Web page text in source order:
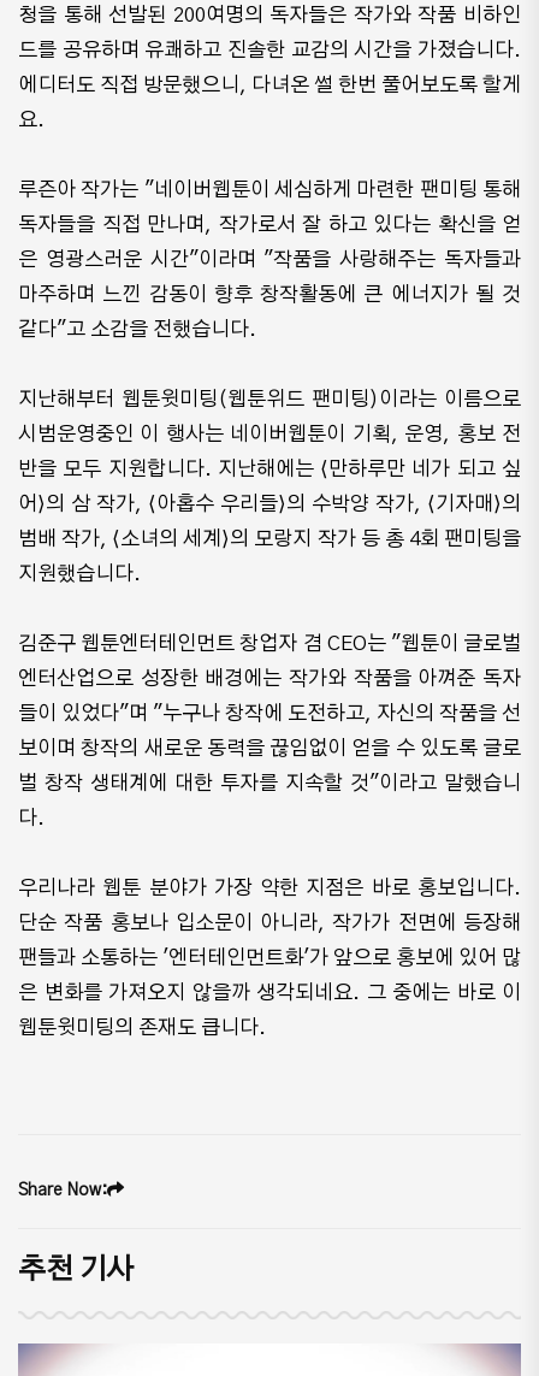
청을 통해 선발된 200여명의 독자들은 작가와 작품 비하인
드를 공유하며 유쾌하고 진솔한 교감의 시간을 가졌습니다.
에디터도 직접 방문했으니, 다녀온 썰 한번 풀어보도록 할게
요.
루즌아 작가는 "네이버웹툰이 세심하게 마련한 팬미팅 통해
독자들을 직접 만나며, 작가로서 잘 하고 있다는 확신을 얻
은 영광스러운 시간"이라며 "작품을 사랑해주는 독자들과
마주하며 느낀 감동이 향후 창작활동에 큰 에너지가 될 것
같다"고 소감을 전했습니다.
지난해부터 웹툰윗미팅(웹툰위드 팬미팅)이라는 이름으로
시범운영중인 이 행사는 네이버웹툰이 기획, 운영, 홍보 전
반을 모두 지원합니다. 지난해에는 ⟨만하루만 네가 되고 싶
어⟩의 삼 작가, ⟨아홉수 우리들⟩의 수박양 작가, ⟨기자매⟩의
범배 작가, ⟨소녀의 세계⟩의 모랑지 작가 등 총 4회 팬미팅을
지원했습니다.
김준구 웹툰엔터테인먼트 창업자 겸 CEO는 "웹툰이 글로벌
엔터산업으로 성장한 배경에는 작가와 작품을 아껴준 독자
들이 있었다"며 "누구나 창작에 도전하고, 자신의 작품을 선
보이며 창작의 새로운 동력을 끊임없이 얻을 수 있도록 글로
벌 창작 생태계에 대한 투자를 지속할 것"이라고 말했습니
다.
우리나라 웹툰 분야가 가장 약한 지점은 바로 홍보입니다.
단순 작품 홍보나 입소문이 아니라, 작가가 전면에 등장해
팬들과 소통하는 '엔터테인먼트화'가 앞으로 홍보에 있어 많
은 변화를 가져오지 않을까 생각되네요. 그 중에는 바로 이
웹툰윗미팅의 존재도 큽니다.
Share Now:
추천 기사